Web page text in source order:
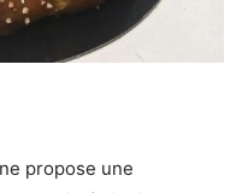
propose une